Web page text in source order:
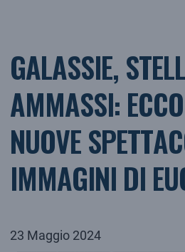
GALASSIE,
AMMASSI:
NUOVE
IMMAGINI DI
23 Maggio 2024